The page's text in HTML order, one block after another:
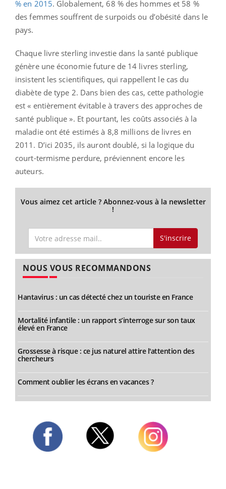
% en 2015. Globalement, 68 % des hommes et 58 %
des femmes souffrent de surpoids ou d’obésité dans le
pays.
Chaque livre sterling investie dans la santé publique
génère une économie future de 14 livres sterling,
insistent les scientifiques, qui rappellent le cas du
diabète de type 2. Dans bien des cas, cette pathologie
est « entièrement évitable à travers des approches de
santé publique ». Et pourtant, les coûts associés à la
maladie ont été estimés à 8,8 millions de livres en
2011. D’ici 2035, ils auront doublé, si la logique du
court-termisme perdure, préviennent encore les
auteurs.
Vous aimez cet article ? Abonnez-vous à la newsletter
!
S'inscrire
NOUS VOUS RECOMMANDONS
Hantavirus : un cas détecté chez un touriste en France
Mortalité infantile : un rapport s’interroge sur son taux
élevé en France
Grossesse à risque : ce jus naturel attire l'attention des
chercheurs
Comment oublier les écrans en vacances ?